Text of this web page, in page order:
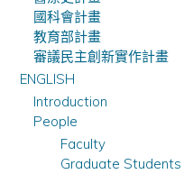
國科會計畫
教育部計畫
審議民主創新實作計畫
ENGLISH
Introduction
People
Faculty
Graduate Students